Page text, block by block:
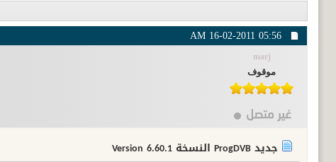
16-02-2011 05:56 AM
marj
موقوف
جديد ProgDVB النسخة Version 6.60.1